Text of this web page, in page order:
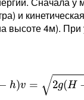
и
высоте 4м). При
h)v = √2g(H
2g(H−